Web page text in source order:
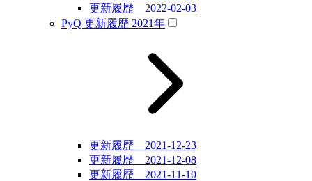
更新履歴 2022-02-03
PyQ 更新履歴 2021年
更新履歴 2021-12-23
更新履歴 2021-12-08
更新履歴 2021-11-10